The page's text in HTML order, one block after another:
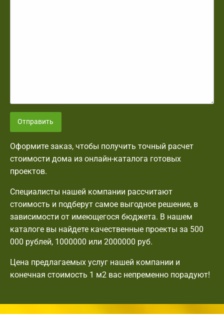
Отправить
Оформите заказ, чтобы получить точный расчет
стоимости дома из онлайн-каталога готовых
проектов.
Специалисты нашей компании рассчитают
стоимость и подберут самое выгодное решение, в
зависимости от имеющегося бюджета. В нашем
каталоге вы найдете качественные проекты за 500
000 рублей, 1000000 или 2000000 руб.
Цена предлагаемых услуг нашей компании и
конечная стоимость 1 м2 вас непременно порадуют!